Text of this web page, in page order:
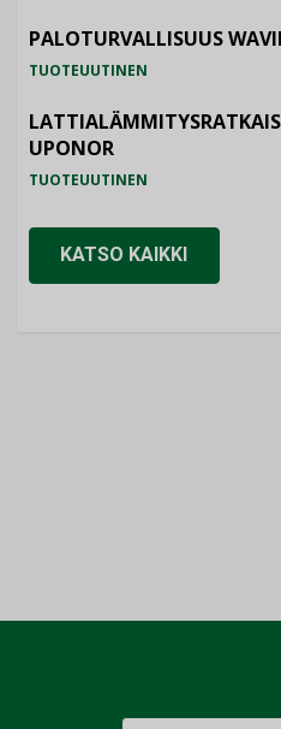
PALOTURVALLISUUS
TUOTEUUTINEN
UPONOR
TUOTEUUTINEN
KATSO KAIKKI